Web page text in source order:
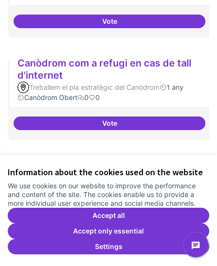
Information about the cookies used on the website
We use cookies on our website to improve the performance
and content of the site. The cookies enable us to provide a
more individual user experience and social media channels.
Accept all
Accept only essential
Settings
VoteInvolucrar-nos amb les
Canòdrom com a refugi en cas de tall
d'internet
Treballem el pla estratègic del Canòdrom
1 any
Canòdrom Obert
0 0
VoteCanòdrom com a refugi en cas
Treballem el pla estratègic del Canòdrom
1 any
Canòdrom Obert
0 0
VoteFestival feminisme digital
Comité Asesor Internacional